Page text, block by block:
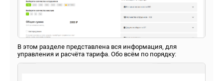
В этом разделе представлена вся информация, для
управления и расчёта тарифа. Обо всём по порядку: